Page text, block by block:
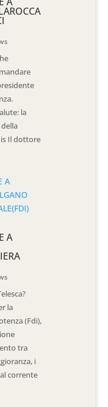
la
Il dottore
A
la
(Fdi),
tra
i
corrente